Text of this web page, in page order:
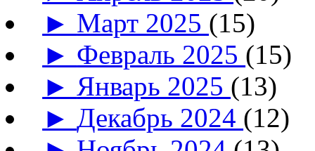
► Март 2025 (15)
► Февраль 2025 (15)
► Январь 2025 (13)
►Декабрь 2024 (12)